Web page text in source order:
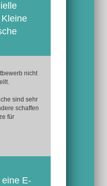
nicht
sind sehr
schaffen
für
E-